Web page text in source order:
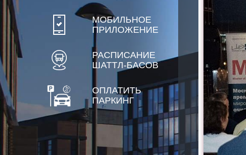
МОБИЛЬНОЕ
ПРИЛОЖЕНИЕ
РАСПИСАНИЕ
ШАТТЛ-БАСОВ
ОПЛАТИТЬ
ПАРКИНГ